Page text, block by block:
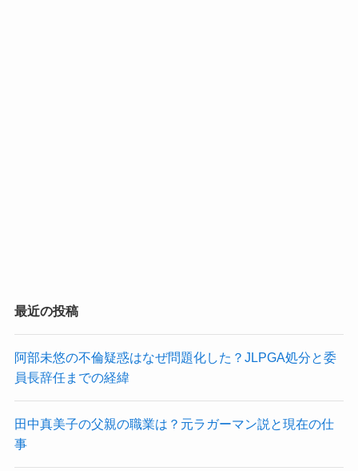
最近の投稿
阿部未悠の不倫疑惑はなぜ問題化した？JLPGA処分と委
員長辞任までの経緯
田中真美子の父親の職業は？元ラガーマン説と現在の仕
事